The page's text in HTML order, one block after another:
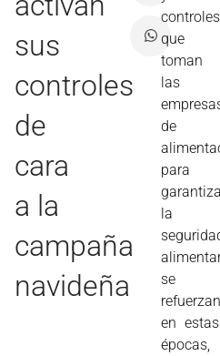
sus
controles
de
cara
a la
campaña
navideña
controles
que
toman
las
de
para
la
se
refuerzan
en estas
épocas,